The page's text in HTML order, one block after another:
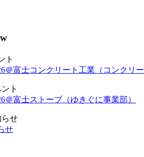
ト
＠富士コンクリート工業（コンクリー
ト
＠富士ストーブ（ゆきぐに事業部）
せ
せ